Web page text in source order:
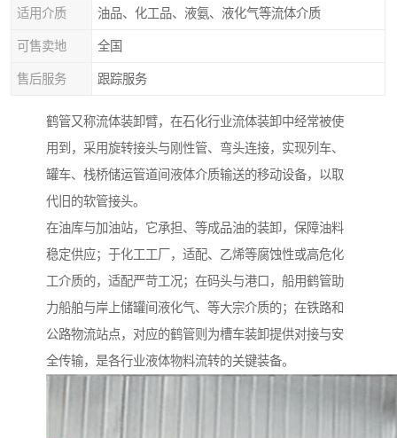
适用介质 油品、化工品、液氨、液化气等流体介质
可售卖地 全国
售后服务 跟踪服务
鹤管又称流体装卸臂，在石化行业流体装卸中经常被使
用到，采用旋转接头与刚性管、弯头连接，实现列车、
罐车、栈桥储运管道间液体介质输送的移动设备，以取
代旧的软管接头。
在油库与加油站，它承担、等成品油的装卸，保障油料
稳定供应；于化工工厂，适配、乙烯等腐蚀性或高危化
工介质的，适配严苛工况；在码头与港口，船用鹤管助
力船舶与岸上储罐间液化气、等大宗介质的；在铁路和
公路物流站点，对应的鹤管则为槽车装卸提供对接与安
全传输，是各行业液体物料流转的关键装备。